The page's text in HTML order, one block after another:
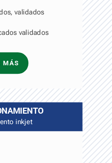
validados
validados
MÁS
inkjet